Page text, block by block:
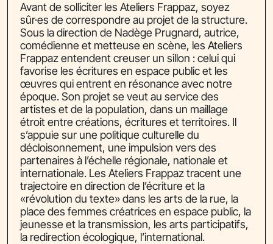
Avant de solliciter les Ateliers Frappaz, soyez
sûr·es de correspondre au projet de la structure.
Sous la direction de Nadège Prugnard, autrice,
comédienne et metteuse en scène, les Ateliers
Frappaz entendent creuser un sillon : celui qui
favorise les écritures en espace public et les
œuvres qui entrent en résonance avec notre
époque. Son projet se veut au service des
artistes et de la population, dans un maillage
étroit entre créations, écritures et territoires. Il
s’appuie sur une politique culturelle du
décloisonnement, une impulsion vers des
partenaires à l’échelle régionale, nationale et
internationale. Les Ateliers Frappaz tracent une
trajectoire en direction de l’écriture et la
«révolution du texte» dans les arts de la rue, la
place des femmes créatrices en espace public, la
jeunesse et la transmission, les arts participatifs,
la redirection écologique, l’international.